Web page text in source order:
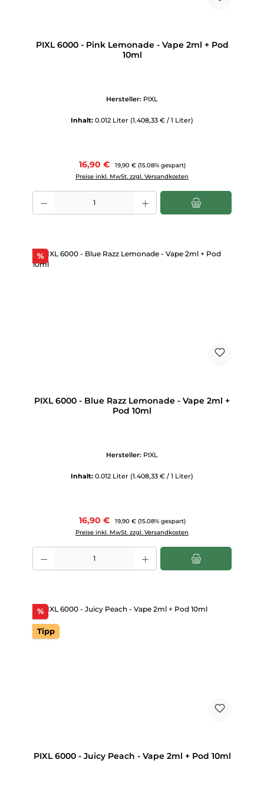
PIXL 6000 - Pink Lemonade - Vape 2ml + Pod
10ml
Hersteller: PIXL
Inhalt: 0.012 Liter (1.408,33 € / 1 Liter)
Verkaufspreis:
16,90 € Regulärer Preis:
19,90 € (15.08% gespart)
Preise inkl. MwSt. zzgl. Versandkosten
Produkt Anzahl: Gib den gewünschten Wert ein oder benutze die
%Rabatt
PIXL 6000 - Blue Razz Lemonade - Vape 2ml +
Pod 10ml
Hersteller: PIXL
Inhalt: 0.012 Liter (1.408,33 € / 1 Liter)
Verkaufspreis:
16,90 € Regulärer Preis:
19,90 € (15.08% gespart)
Preise inkl. MwSt. zzgl. Versandkosten
Produkt Anzahl: Gib den gewünschten Wert ein oder benutze die
%Rabatt
Tipp
PIXL 6000 - Juicy Peach - Vape 2ml + Pod 10ml